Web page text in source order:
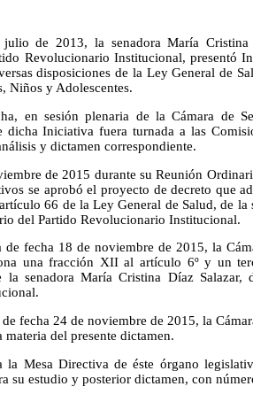
de 2013, la senadora María Cristina
Revolucionario Institucional, presentó
disposiciones de la Ley General de
Niños y Adolescentes.
en sesión plenaria de la Cámara de
dicha Iniciativa fuera turnada a las
y dictamen correspondiente.
de 2015 durante su Reunión
se aprobó el proyecto de decreto que
66 de la Ley General de Salud, de la
del Partido Revolucionario Institucional.
de fecha 18 de noviembre de 2015, la
una fracción XII al artículo 6º y un
la senadora María Cristina Díaz Salazar,
fecha 24 de noviembre de 2015, la
del presente dictamen.
la Mesa Directiva de éste órgano
su estudio y posterior dictamen, con